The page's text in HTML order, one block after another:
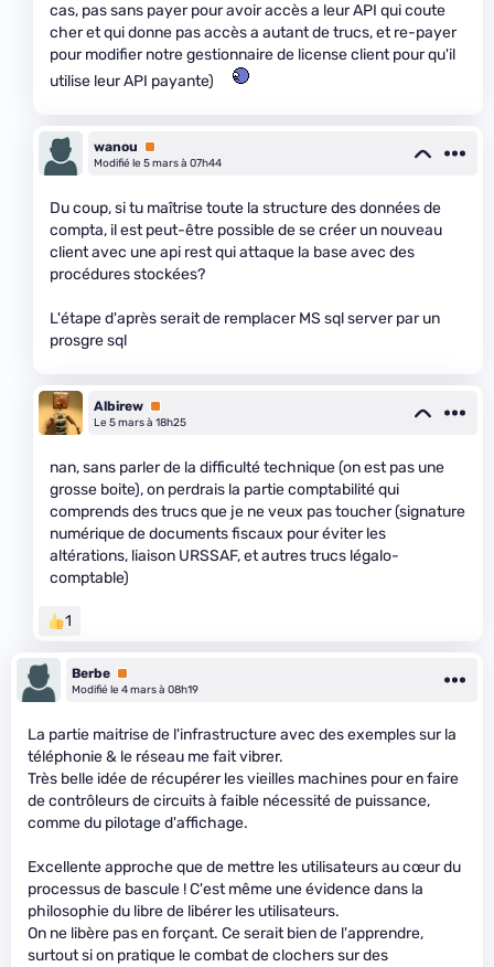
cas, pas sans payer pour avoir accès a leur API qui coute
cher et qui donne pas accès a autant de trucs, et re-payer
pour modifier notre gestionnaire de license client pour qu'il
utilise leur API payante)
wanou
Premium
Modifié le 5 mars à 07h44
Du coup, si tu maîtrise toute la structure des données de
compta, il est peut-être possible de se créer un nouveau
client avec une api rest qui attaque la base avec des
procédures stockées?
L'étape d'après serait de remplacer MS sql server par un
prosgre sql
Albirew Premium
Le 5 mars à 18h25
nan, sans parler de la difficulté technique (on est pas une
grosse boite), on perdrais la partie comptabilité qui
comprends des trucs que je ne veux pas toucher (signature
numérique de documents fiscaux pour éviter les
altérations, liaison URSSAF, et autres trucs légalo-
comptable)
1
Berbe Premium
Modifié le 4 mars à 08h19
La partie maitrise de l'infrastructure avec des exemples sur la
téléphonie & le réseau me fait vibrer.
Très belle idée de récupérer les vieilles machines pour en faire
de contrôleurs de circuits à faible nécessité de puissance,
comme du pilotage d'affichage.
Excellente approche que de mettre les utilisateurs au cœur du
processus de bascule ! C'est même une évidence dans la
philosophie du libre de libérer les utilisateurs.
On ne libère pas en forçant. Ce serait bien de l'apprendre,
surtout si on pratique le combat de clochers sur des